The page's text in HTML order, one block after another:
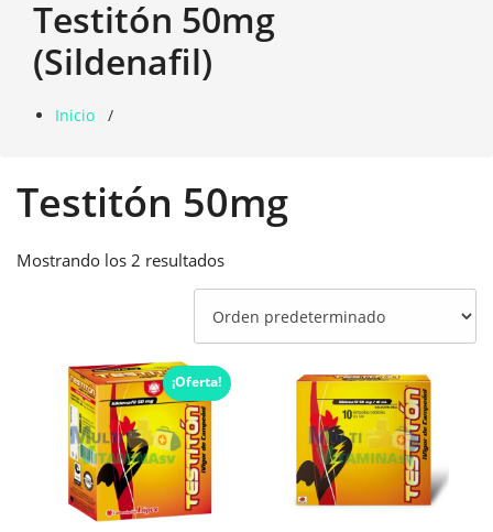
Testitón 50mg
(Sildenafil)
Inicio /
Testitón 50mg
Mostrando los 2 resultados
¡Oferta!